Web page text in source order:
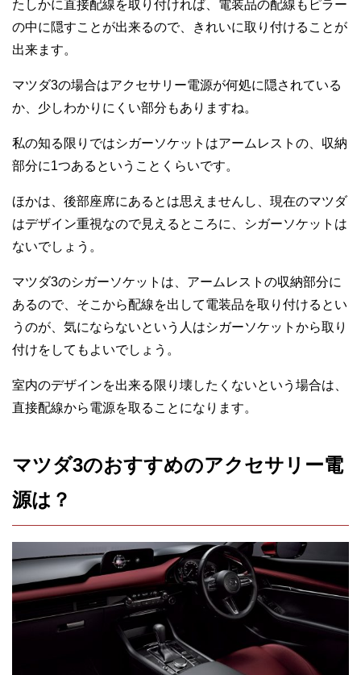
たしかに直接配線を取り付ければ、電装品の配線もピラー
の中に隠すことが出来るので、きれいに取り付けることが
出来ます。
マツダ3の場合はアクセサリー電源が何処に隠されている
か、少しわかりにくい部分もありますね。
私の知る限りではシガーソケットはアームレストの、収納
部分に1つあるということくらいです。
ほかは、後部座席にあるとは思えませんし、現在のマツダ
はデザイン重視なので見えるところに、シガーソケットは
ないでしょう。
マツダ3のシガーソケットは、アームレストの収納部分に
あるので、そこから配線を出して電装品を取り付けるとい
うのが、気にならないという人はシガーソケットから取り
付けをしてもよいでしょう。
室内のデザインを出来る限り壊したくないという場合は、
直接配線から電源を取ることになります。
マツダ3のおすすめのアクセサリー電
源は？